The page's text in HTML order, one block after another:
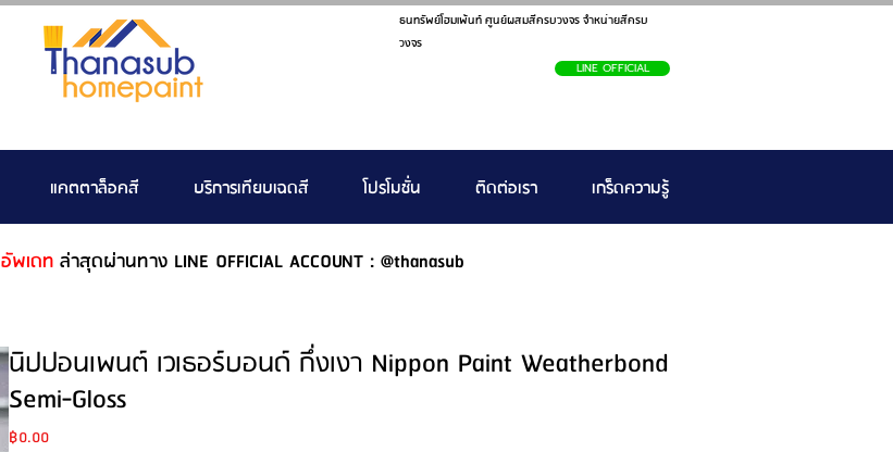
ธนทรัพย์โฮมเพ้นท์ ศูนย์ผสมสีครบวงจร จำหน่ายสีครบ
วงจร
LINE OFFICIAL
แคตตาล็อคสี บริการเทียบเฉดสี โปรโมชั่น ติดต่อเรา เกร็ดความรู้
อัพเดท ล่าสุดผ่านทาง LINE OFFICIAL ACCOUNT : @thanasub
นิปปอนเพนต์ เวเธอร์บอนด์ กึ่งเงา Nippon Paint Weatherbond
Semi-Gloss
฿0.00Price